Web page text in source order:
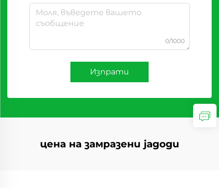
0/1000
Изпрати
цена на замразени jagоди